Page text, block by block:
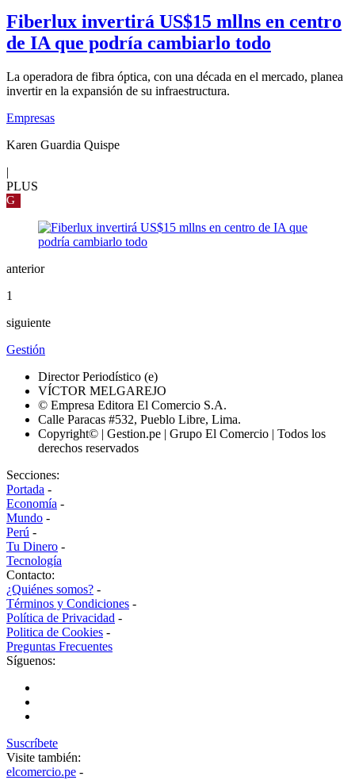
Fiberlux invertirá US$15 mllns en centro
de IA que podría cambiarlo todo
La operadora de fibra óptica, con una década en el mercado, planea
invertir en la expansión de su infraestructura.
Empresas
Karen Guardia Quispe
|
PLUS
G
anterior
1
siguiente
Gestión
Director Periodístico (e)
VÍCTOR MELGAREJO
© Empresa Editora El Comercio S.A.
Calle Paracas #532, Pueblo Libre, Lima.
Copyright© | Gestion.pe | Grupo El Comercio | Todos los
derechos reservados
Secciones:
Portada -
Economía -
Mundo -
Perú -
Tu Dinero -
Tecnología
Contacto:
¿Quiénes somos? -
Términos y Condiciones -
Política de Privacidad -
Politica de Cookies -
Preguntas Frecuentes
Síguenos:
Suscríbete
Visite también:
elcomercio.pe -